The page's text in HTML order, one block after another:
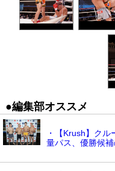
●編集部オススメ
・【Krush】ク
量パス、優勝候